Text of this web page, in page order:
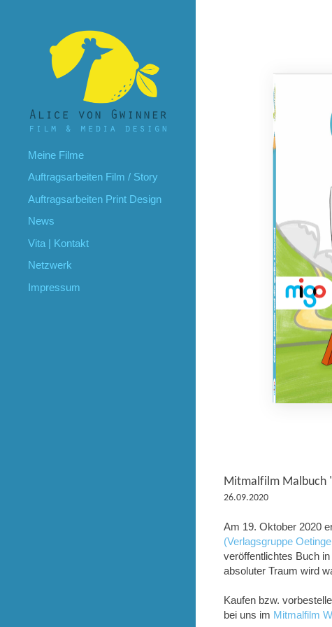
Meine Filme
Auftragsarbeiten Film / Story
Auftragsarbeiten Print Design
News
Vita | Kontakt
Netzwerk
Impressum
Mitmalfilm Malbuch
26.09.2020
Am 19. Oktober 2020
(Verlagsgruppe
veröffentlichtes Buch
absoluter Traum wird
Kaufen bzw.
bei uns im Mitmalfilm